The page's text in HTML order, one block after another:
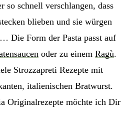
so schnell verschlangen, dass
blieben und sie würgen
Die Form der Pasta passt auf
oder zu einem Ragù.
Strozzapreti Rezepte mit
italienischen Bratwurst.
Originalrezepte möchte ich Dir